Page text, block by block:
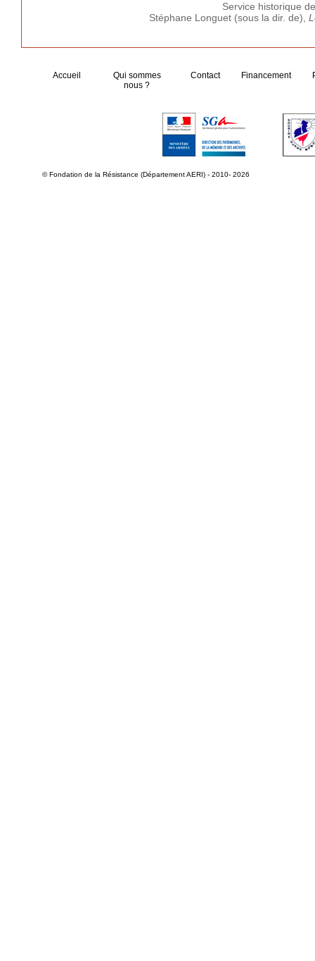
Service historique
Stéphane Longuet (sous la dir. de),
Accueil
Qui sommes
nous ?
Contact Financement
© Fondation de la Résistance (Département AERI) - 2010- 2026